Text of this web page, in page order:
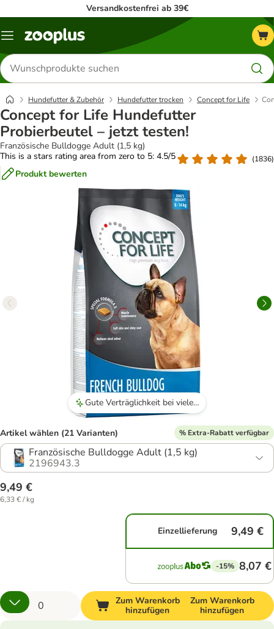
Versandkostenfrei ab 39€
Menü
Produkte
suchen
Hundefutter & Zubehör Hundefutter trocken Concept for Life
Concept for Life Hundefutter
Probierbeutel – jetzt testen!
Französische Bulldogge Adult (1,5 kg)
This is a stars rating area from zero to 5: 4.5/5
(1836)
Produkt bewerten
Gute Verträglichkeit bei vielen Hunden
Artikel wählen (21 Varianten) % Extra-Rabatt verfügbar
Französische Bulldogge Adult (1,5 kg)
2196943.3
9,49 €
6,33 € / kg
Einzellieferung 9,49 €
-15% 8,07 €
Zum Warenkorb
hinzufügen
Zum Warenkorb
hinzufügen